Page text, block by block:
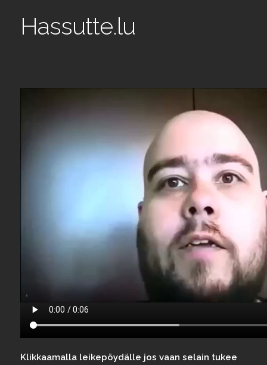
Hassutte.lu
Klikkaamalla leikepöydälle jos vaan selain tukee